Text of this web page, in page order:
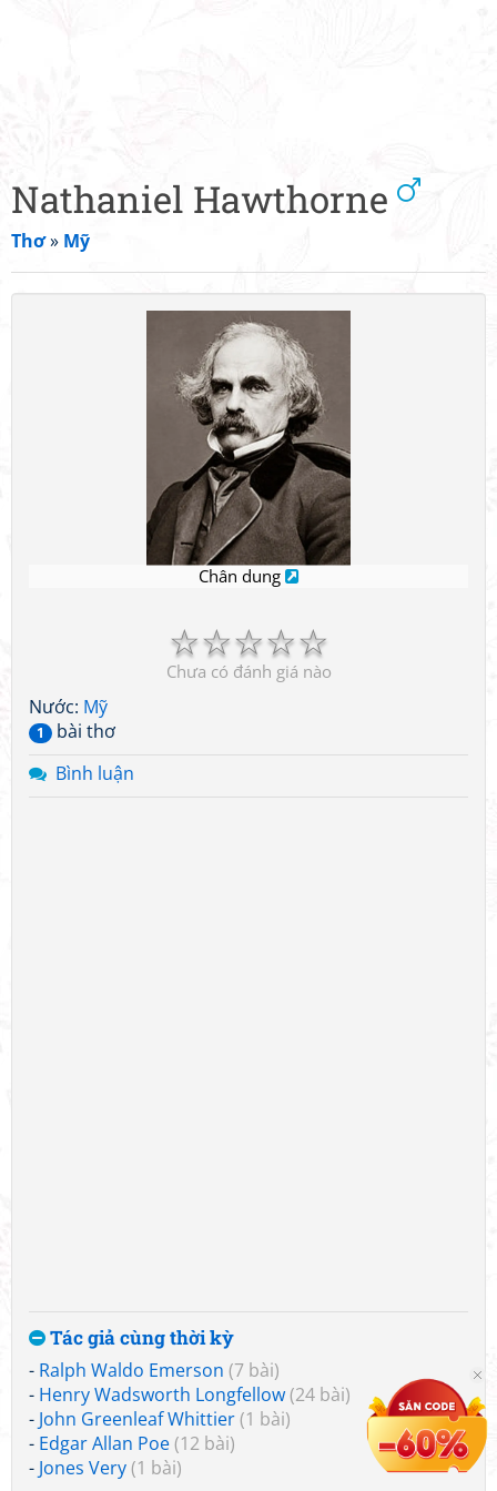
Nathaniel Hawthorne
Thơ» Mỹ
Chân dung
☆
☆
☆
☆
☆
Chưa có đánh giá nào
Nước: Mỹ
1
bài thơ
Bình luận
Tác giả cùng thời kỳ
- Ralph Waldo Emerson (7 bài)
- Henry Wadsworth Longfellow(24 bài)
- John Greenleaf Whittier(1 bài)
- Edgar Allan Poe(12 bài)
- Jones Very(1 bài)